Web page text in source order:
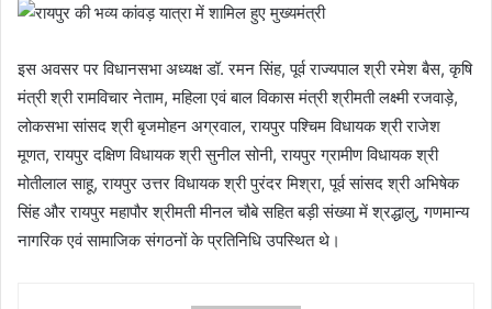
इस अवसर पर विधानसभा अध्यक्ष डॉ. रमन सिंह, पूर्व राज्यपाल श्री रमेश बैस, कृषि
मंत्री श्री रामविचार नेताम, महिला एवं बाल विकास मंत्री श्रीमती लक्ष्मी रजवाड़े,
लोकसभा सांसद श्री बृजमोहन अग्रवाल, रायपुर पश्चिम विधायक श्री राजेश
मूणत, रायपुर दक्षिण विधायक श्री सुनील सोनी, रायपुर ग्रामीण विधायक श्री
मोतीलाल साहू, रायपुर उत्तर विधायक श्री पुरंदर मिश्रा, पूर्व सांसद श्री अभिषेक
सिंह और रायपुर महापौर श्रीमती मीनल चौबे सहित बड़ी संख्या में श्रद्धालु, गणमान्य
नागरिक एवं सामाजिक संगठनों के प्रतिनिधि उपस्थित थे।